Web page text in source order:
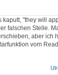
"they will
falschen Stelle.
aber ich
vom